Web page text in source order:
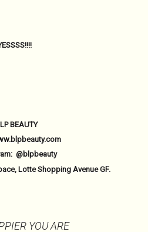
BEAUTY
@blpbeauty
Lotte Shopping Avenue GF.
YOU ARE